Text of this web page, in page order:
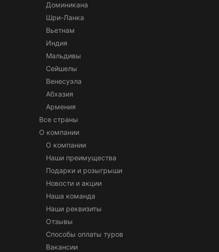
Доминикана
Шри-Ланка
Вьетнам
Индия
Мальдивы
Сейшелы
Венесуэла
Абхазия
Армения
Все страны
О компании
О компании
Наши преимущества
Подарки и розыгрыши
Новости и акции
Наша команда
Наши реквизиты
Отзывы
Способы оплаты туров
Вакансии